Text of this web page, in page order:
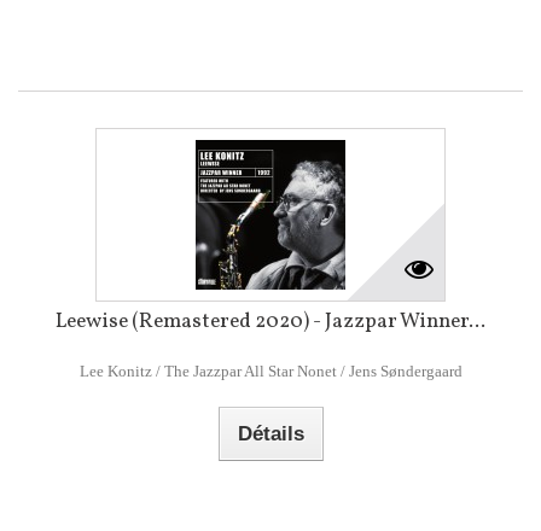
Leewise (Remastered 2020) - Jazzpar Winner...
Lee Konitz / The Jazzpar All Star Nonet / Jens Søndergaard
Détails